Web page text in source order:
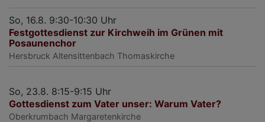
So, 16.8. 9:30-10:30 Uhr
Festgottesdienst zur Kirchweih im Grünen mit
Posaunenchor
Hersbruck Altensittenbach Thomaskirche
So, 23.8. 8:15-9:15 Uhr
Gottesdienst zum Vater unser: Warum Vater?
Oberkrumbach Margaretenkirche